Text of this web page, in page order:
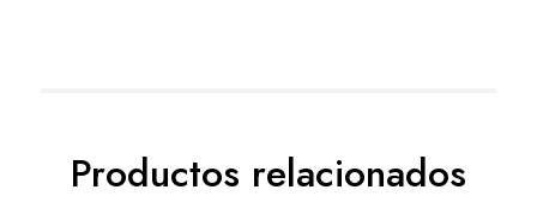
Productos relacionados